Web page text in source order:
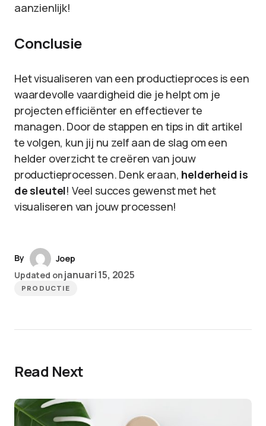
aanzienlijk!
Conclusie
Het visualiseren van een productieproces is een
waardevolle vaardigheid die je helpt om je
projecten efficiënter en effectiever te
managen. Door de stappen en tips in dit artikel
te volgen, kun jij nu zelf aan de slag om een
helder overzicht te creëren van jouw
productieprocessen. Denk eraan, helderheid is
de sleutel! Veel succes gewenst met het
visualiseren van jouw processen!
By
Joep
Updated on januari 15, 2025
PRODUCTIE
Read Next